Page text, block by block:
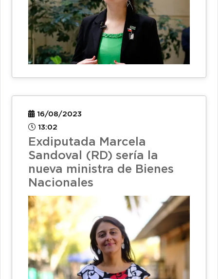
16/08/2023
13:02
Exdiputada Marcela
Sandoval (RD) sería la
nueva ministra de Bienes
Nacionales